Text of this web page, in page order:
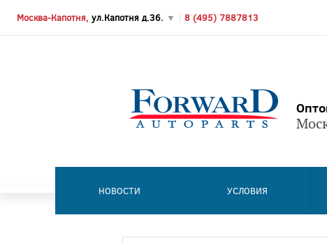
Москва-Капотня, ул.Капотня д.36. ▼ 8 (495) 7887813
НОВОСТИ УСЛОВИЯ